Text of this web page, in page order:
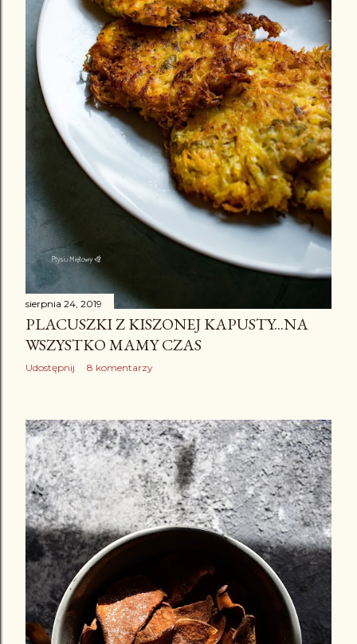
sierpnia 24, 2019
PLACUSZKI Z KISZONEJ KAPUSTY...NA
WSZYSTKO MAMY CZAS
Udostępnij 8 komentarzy